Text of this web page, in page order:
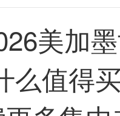
美加
么值得